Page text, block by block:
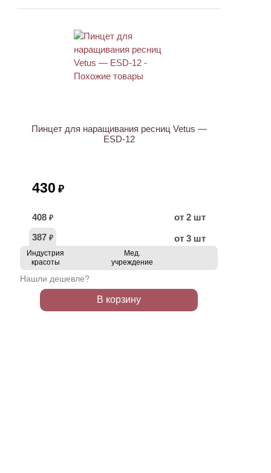
Пинцет для наращивания ресниц Vetus —
ESD-12
430 ₽
408 ₽
от 2 шт
387 ₽ от 3 шт
Индустрия
красоты
Мед.
учреждение
Нашли дешевле?
В корзину